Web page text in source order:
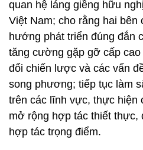
quan hệ láng giềng hữu
Việt Nam; cho rằng hai
hướng phát triển đúng đắn
tăng cường gặp gỡ cấp
đổi chiến lược và các vấn
song phương; tiếp tục làm
trên các lĩnh vực, thực hiện
mở rộng hợp tác thiết thực,
hợp tác trọng điểm.